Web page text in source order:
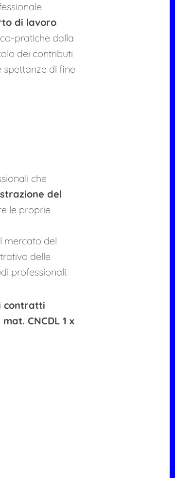
di lavoro.
pratiche dalla
dei contributi
di fine
che
del
le proprie
mercato del
delle
professionali.
contratti
CNCDL 1 x